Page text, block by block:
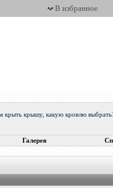
В избранное
крыть крышу, какую кровлю
Галерея